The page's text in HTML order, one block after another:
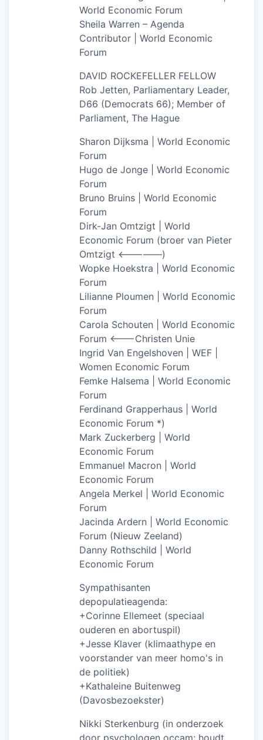
World Economic Forum
Sheila Warren – Agenda
Contributor | World Economic
Forum
DAVID ROCKEFELLER FELLOW
Rob Jetten, Parliamentary Leader,
D66 (Democrats 66); Member of
Parliament, The Hague
Sharon Dijksma | World Economic
Forum
Hugo de Jonge | World Economic
Forum
Bruno Bruins | World Economic
Forum
Dirk-Jan Omtzigt | World
Economic Forum (broer van Pieter
Omtzigt <—————)
Wopke Hoekstra | World Economic
Forum
Lilianne Ploumen | World Economic
Forum
Carola Schouten | World Economic
Forum <——-Christen Unie
Ingrid Van Engelshoven | WEF |
Women Economic Forum
Femke Halsema | World Economic
Forum
Ferdinand Grapperhaus | World
Economic Forum *)
Mark Zuckerberg | World
Economic Forum
Emmanuel Macron | World
Economic Forum
Angela Merkel | World Economic
Forum
Jacinda Ardern | World Economic
Forum (Nieuw Zeeland)
Danny Rothschild | World
Economic Forum
Sympathisanten
depopulatieagenda:
+Corinne Ellemeet (speciaal
ouderen en abortuspil)
+Jesse Klaver (klimaathype en
voorstander van meer homo's in
de politiek)
+Kathaleine Buitenweg
(Davosbezoekster)
Nikki Sterkenburg (in onderzoek
door psychologen occam; houdt